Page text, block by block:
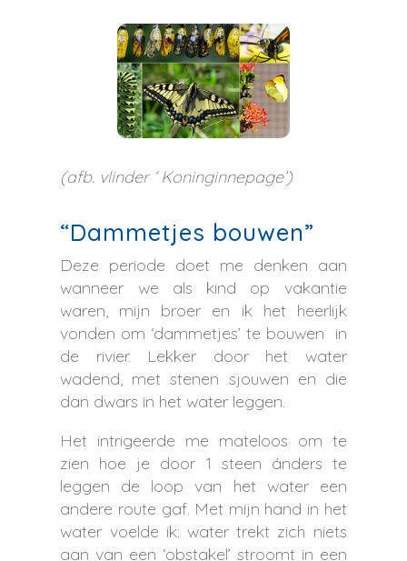
(afb. vlinder ‘ Koninginnepage’)
“Dammetjes bouwen”
Deze periode doet me denken aan
wanneer we als kind op vakantie
waren, mijn broer en ik het heerlijk
vonden om ‘dammetjes’ te bouwen in
de rivier. Lekker door het water
wadend, met stenen sjouwen en die
dan dwars in het water leggen.
Het intrigeerde me mateloos om te
zien hoe je door 1 steen ánders te
leggen de loop van het water een
andere route gaf. Met mijn hand in het
water voelde ik: water trekt zich niets
aan van een ‘obstakel’ stroomt in een